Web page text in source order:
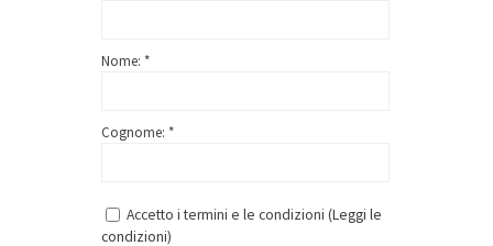
Nome: *
Cognome: *
Accetto i termini e le condizioni (Leggi le
condizioni)